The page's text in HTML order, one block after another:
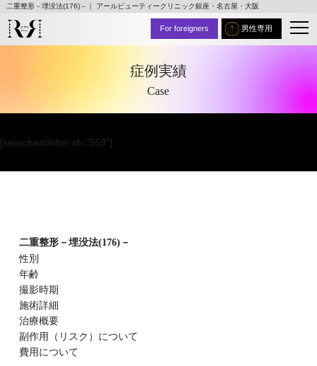
二重整形－埋没法(176)－｜ アールビューティークリニック銀座・名古屋・大阪
男性専用
For foreigners
症例実績
Case
[searchandfilter id="559"]
二重整形－埋没法(176)－
性別
年齢
撮影時期
施術詳細
治療概要
副作⽤（リスク）について
費⽤について